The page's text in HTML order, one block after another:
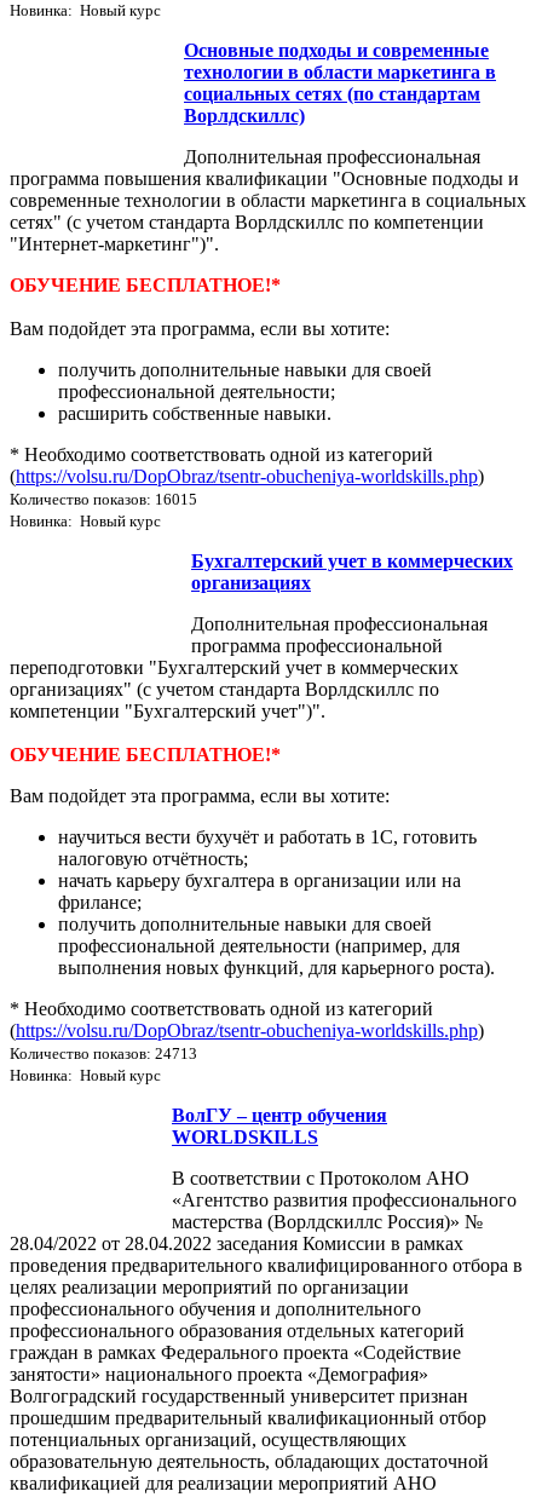
Новинка: Новый курс
Основные подходы и современные
технологии в области маркетинга в
социальных сетях (по стандартам
Ворлдскиллс)
Дополнительная профессиональная
программа повышения квалификации "Основные подходы и
современные технологии в области маркетинга в социальных
сетях" (с учетом стандарта Ворлдскиллс по компетенции
"Интернет-маркетинг")".
ОБУЧЕНИЕ БЕСПЛАТНОЕ!*
Вам подойдет эта программа, если вы хотите:
получить дополнительные навыки для своей
профессиональной деятельности;
расширить собственные навыки.
* Необходимо соответствовать одной из категорий
(https://volsu.ru/DopObraz/tsentr-obucheniya-worldskills.php)
Количество показов: 16015
Новинка: Новый курс
Бухгалтерский учет в коммерческих
организациях
Дополнительная профессиональная
программа профессиональной
переподготовки "Бухгалтерский учет в коммерческих
организациях" (с учетом стандарта Ворлдскиллс по
компетенции "Бухгалтерский учет")".
ОБУЧЕНИЕ БЕСПЛАТНОЕ!*
Вам подойдет эта программа, если вы хотите:
научиться вести бухучёт и работать в 1С, готовить
налоговую отчётность;
начать карьеру бухгалтера в организации или на
фрилансе;
получить дополнительные навыки для своей
профессиональной деятельности (например, для
выполнения новых функций, для карьерного роста).
* Необходимо соответствовать одной из категорий
(https://volsu.ru/DopObraz/tsentr-obucheniya-worldskills.php)
Количество показов: 24713
Новинка: Новый курс
ВолГУ – центр обучения
WORLDSKILLS
В соответствии с Протоколом АНО
«Агентство развития профессионального
мастерства (Ворлдскиллс Россия)» №
28.04/2022 от 28.04.2022 заседания Комиссии в рамках
проведения предварительного квалифицированного отбора в
целях реализации мероприятий по организации
профессионального обучения и дополнительного
профессионального образования отдельных категорий
граждан в рамках Федерального проекта «Содействие
занятости» национального проекта «Демография»
Волгоградский государственный университет признан
прошедшим предварительный квалификационный отбор
потенциальных организаций, осуществляющих
образовательную деятельность, обладающих достаточной
квалификацией для реализации мероприятий АНО